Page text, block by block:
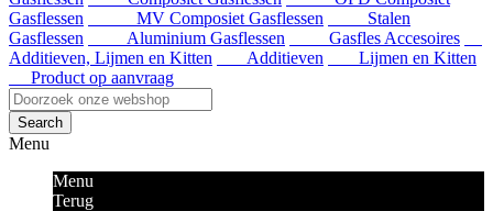
Gasflessen
MV Composiet Gasflessen
Stalen
Gasflessen
Aluminium Gasflessen
Gasfles Accesoires
Additieven, Lijmen en Kitten
Additieven
Lijmen en Kitten
Product op aanvraag
Search
Menu
Menu
Terug